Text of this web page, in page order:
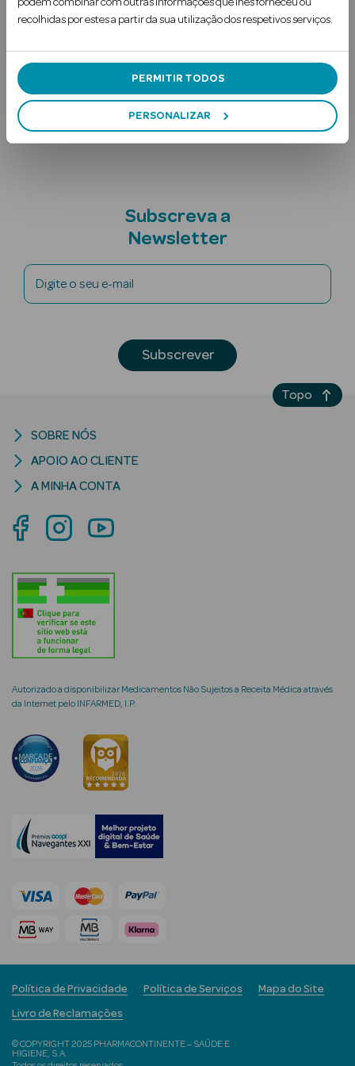
podem combinar com outras informações que lhes forneceu ou
recolhidas por estes a partir da sua utilização dos respetivos serviços.
PERMITIR TODOS
PERSONALIZAR
Lábios
Rosto e
Cosmética
Rosto
Hidratantes
Séruns Faciais
Creme de Olhos
envelhecimento
Limpeza Facial
Desmaquilhantes
Solares
Faciais
Água Termal
Esfoliantes
Coffrets
combiná-lo com qualquer máscara de pestanas. A sua f…
Uso Recomendado
Nota adicional
Subscreva a
Newsletter
Digite o seu e-mail
Subscrever
Autorizado a disponibilizar Medicamentos Não Sujeitos a Receita Médica através
da Internet pelo INFARMED, I.P.
SOBRE NÓS
APOIO AO CLIENTE
A MINHA CONTA
© COPYRIGHT 2025 PHARMACONTINENTE – SAÚDE E
HIGIENE, S.A.
Política de Privacidade Política de Serviços Mapa do Site
Livro de Reclamações
Topo